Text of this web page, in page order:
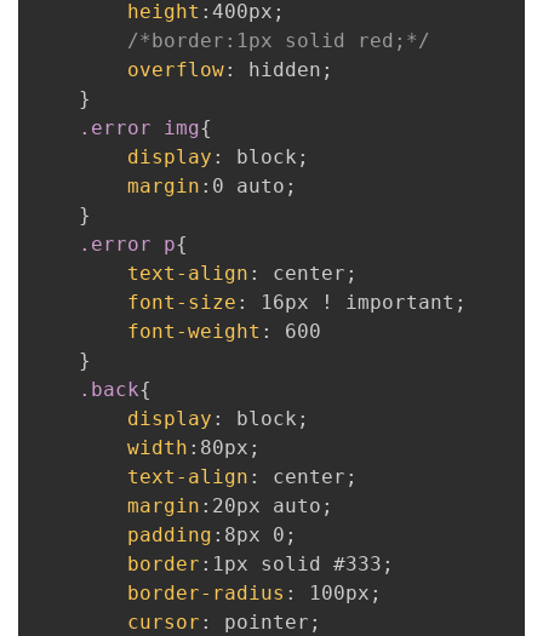
height : 400px ;
/*border:1px solid red;*/
overflow: hidden ;
}
.error img{
display : block ;
margin : 0 auto ;
}
.error p{
text-align : center ;
font-size : 16px ! important ;
font-weight :
600
}
.back{
display : block ;
width : 80px ;
text-align : center ;
margin : 20px auto ;
padding : 8px 0 ;
border : 1px solid #333 ;
border-radius : 100px ;
cursor : pointer ;